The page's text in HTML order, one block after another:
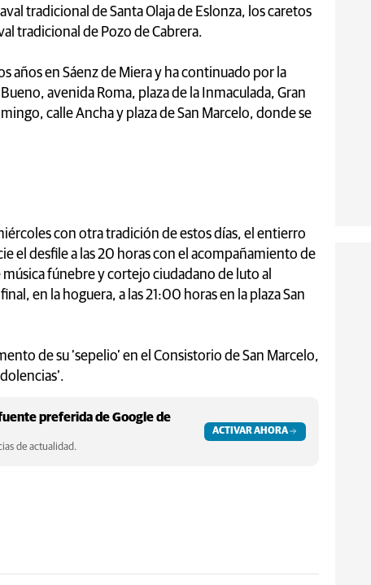
tradicional de Santa Olaja de Eslonza, los caretos
tradicional de Pozo de Cabrera.
años en Sáenz de Miera y ha continuado por la
avenida Roma, plaza de la Inmaculada, Gran
calle Ancha y plaza de San Marcelo, donde se
con otra tradición de estos días, el entierro
el desfile a las 20 horas con el acompañamiento de
fúnebre y cortejo ciudadano de luto al
en la hoguera, a las 21:00 horas en la plaza San
de su ‘sepelio’ en el Consistorio de San Marcelo,
preferida de Google de
de actualidad.
ACTIVAR AHORA